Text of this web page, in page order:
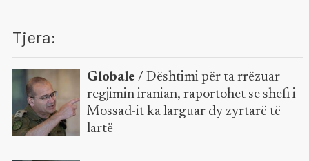
Tjera:
Globale / Dështimi për ta rrëzuar
regjimin iranian, raportohet se shefi i
Mossad-it ka larguar dy zyrtarë të
lartë